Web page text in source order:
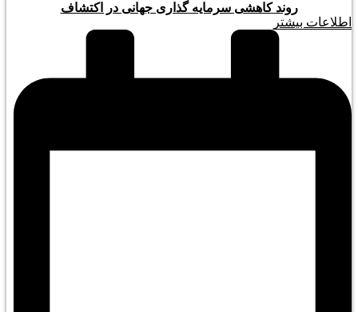
روند کاهشی سرمایه گذاری جهانی در اکتشاف
اطلاعات بیشتر